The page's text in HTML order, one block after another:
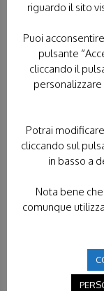
VIDEO
riguardo il sito
Puoi
pulsante
cliccando il
Potrai
cliccando sul
in basso a
Nota bene
comunque